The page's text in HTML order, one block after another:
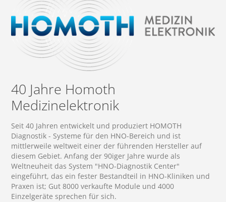
40 Jahre Homoth
Medizinelektronik
Seit 40 Jahren entwickelt und produziert HOMOTH
Diagnostik - Systeme für den HNO-Bereich und ist
mittlerweile weltweit einer der führenden Hersteller auf
diesem Gebiet. Anfang der 90iger Jahre wurde als
Weltneuheit das System "HNO-Diagnostik Center"
eingeführt, das ein fester Bestandteil in HNO-Kliniken und
Praxen ist; Gut 8000 verkaufte Module und 4000
Einzelgeräte sprechen für sich.